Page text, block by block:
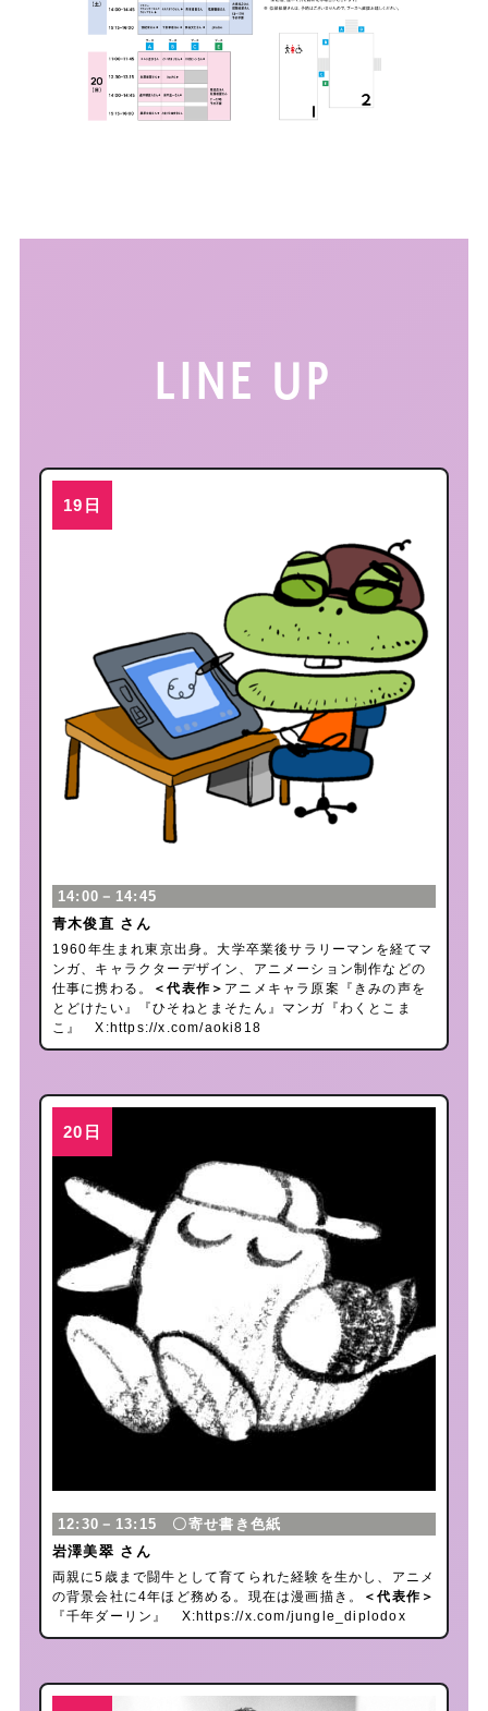
LINE UP
14:00－14:45
青木俊直 さん
1960年生まれ東京出身。大学卒業後サラリーマンを経てマ
ンガ、キャラクターデザイン、アニメーション制作などの
仕事に携わる。
＜代表作＞ アニメキャラ原案『きみの声を
とどけたい』『ひそねとまそたん』マンガ『わくとこま
こ』 X:https://x.com/aoki818
12:30－13:15 〇寄せ書き色紙
岩澤美翠 さん
両親に5歳まで闘牛として育てられた経験を生かし、アニメ
の背景会社に4年ほど務める。現在は漫画描き。
＜代表作＞
『千年ダーリン』 X:https://x.com/jungle_diplodox